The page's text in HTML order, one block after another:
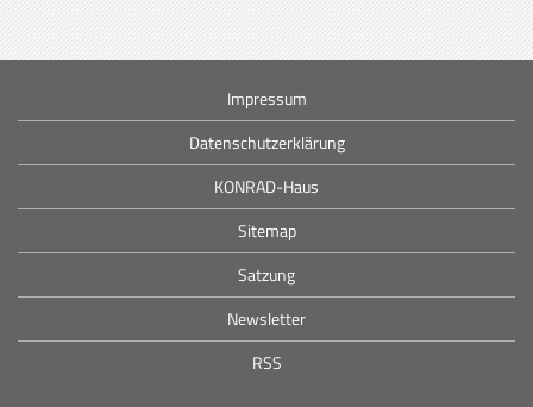
Impressum
Datenschutzerklärung
KONRAD-Haus
Sitemap
Satzung
Newsletter
RSS